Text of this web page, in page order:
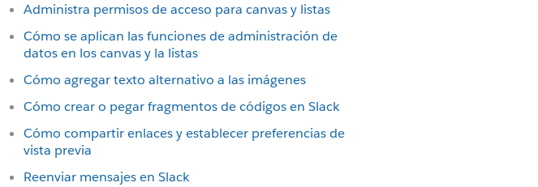
Administra permisos de acceso para canvas y listas
Cómo se aplican las funciones de administración de
datos en los canvas y la listas
Cómo agregar texto alternativo a las imágenes
Cómo crear o pegar fragmentos de códigos en Slack
Cómo compartir enlaces y establecer preferencias de
vista previa
Reenviar mensajes en Slack